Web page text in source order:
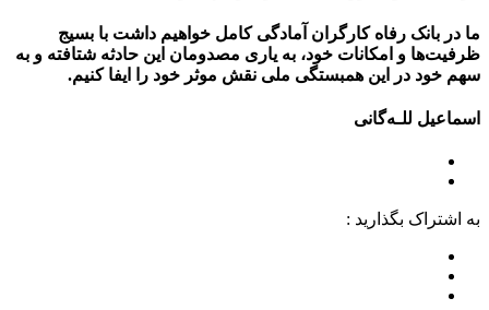
ما در بانک رفاه کارگران آمادگی کامل خواهیم داشت با بسیج
ظرفیت‌ها و امکانات خود، به یاری مصدومان این حادثه شتافته و به
سهم خود در این همبستگی ملی نقش موثر خود را ایفا کنیم.
اسماعیل للـه‌گانی
به اشتراک بگذارید :